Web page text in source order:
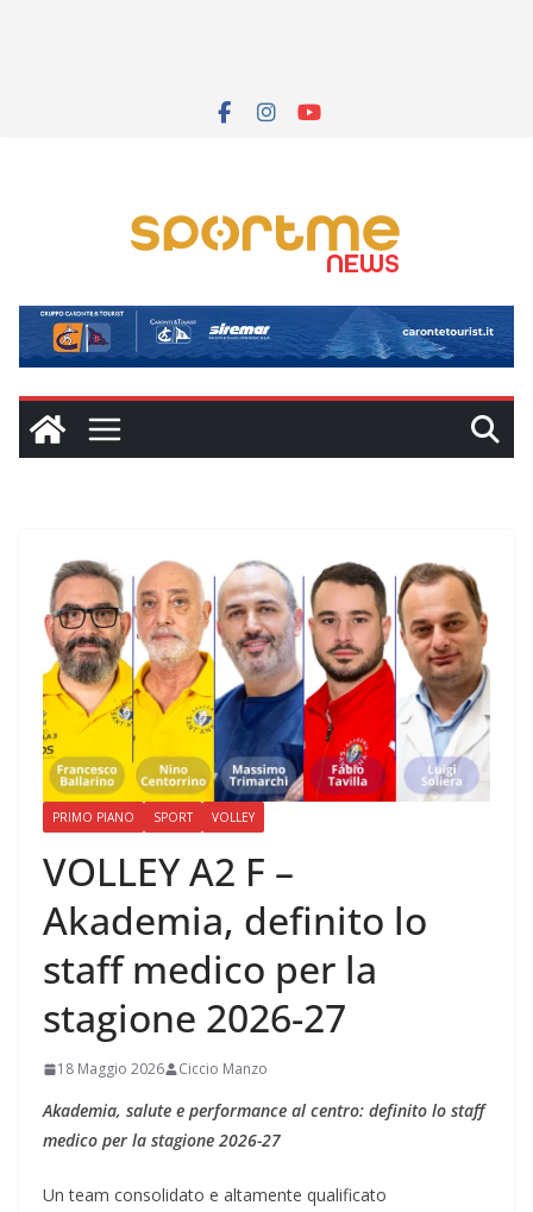
PRIMO PIANO SPORT VOLLEY
VOLLEY A2 F –
Akademia, definito lo
staff medico per la
stagione 2026-27
18 Maggio 2026 Ciccio Manzo
Akademia, salute e performance al centro: definito lo staff
medico per la stagione 2026-27
Un team consolidato e altamente qualificato